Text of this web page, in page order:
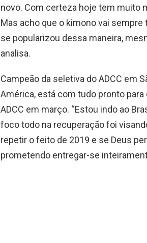
novo. Com certeza hoje tem muito
Mas acho que o kimono vai
se popularizou dessa maneira,
analisa.
Campeão da seletiva do ADCC em
América, está com tudo pronto
ADCC em março. “Estou indo ao
foco todo na recuperação foi
repetir o feito de 2019 e se Deus
prometendo entregar-se